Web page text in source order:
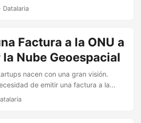
a 5 días de OpenWeatherMap y
· Datalaria
Factura a la ONU a
Nube Geoespacial
nacen con una gran visión.
de emitir una factura a la
historia de cómo un proyecto